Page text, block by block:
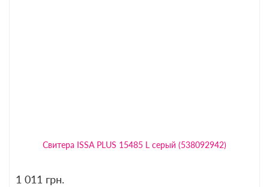
Свитера ISSA PLUS 15485 L серый (538092942)
1 011 грн.